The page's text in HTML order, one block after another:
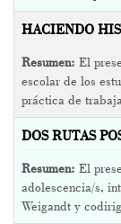
HACIENDO
Resumen: El
escolar de los
práctica de
DOS RUTAS
Resumen: El
adolescencia/s,
Weigandt y